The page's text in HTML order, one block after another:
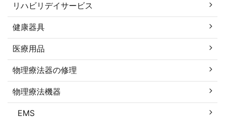
リハビリデイサービス
健康器具
医療用品
物理療法器の修理
物理療法機器
EMS